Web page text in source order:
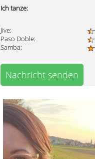
Ich tanze:
Jive:
Paso Doble:
Samba:
Nachricht senden